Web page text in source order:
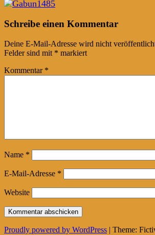
Post
navigation
←
→
Schreibe einen Kommentar
Deine E-Mail-Adresse wird nicht
Felder sind mit * markiert
Kommentar *
Name *
E-Mail-Adresse *
Website
Proudly powered by WordPress | Theme: